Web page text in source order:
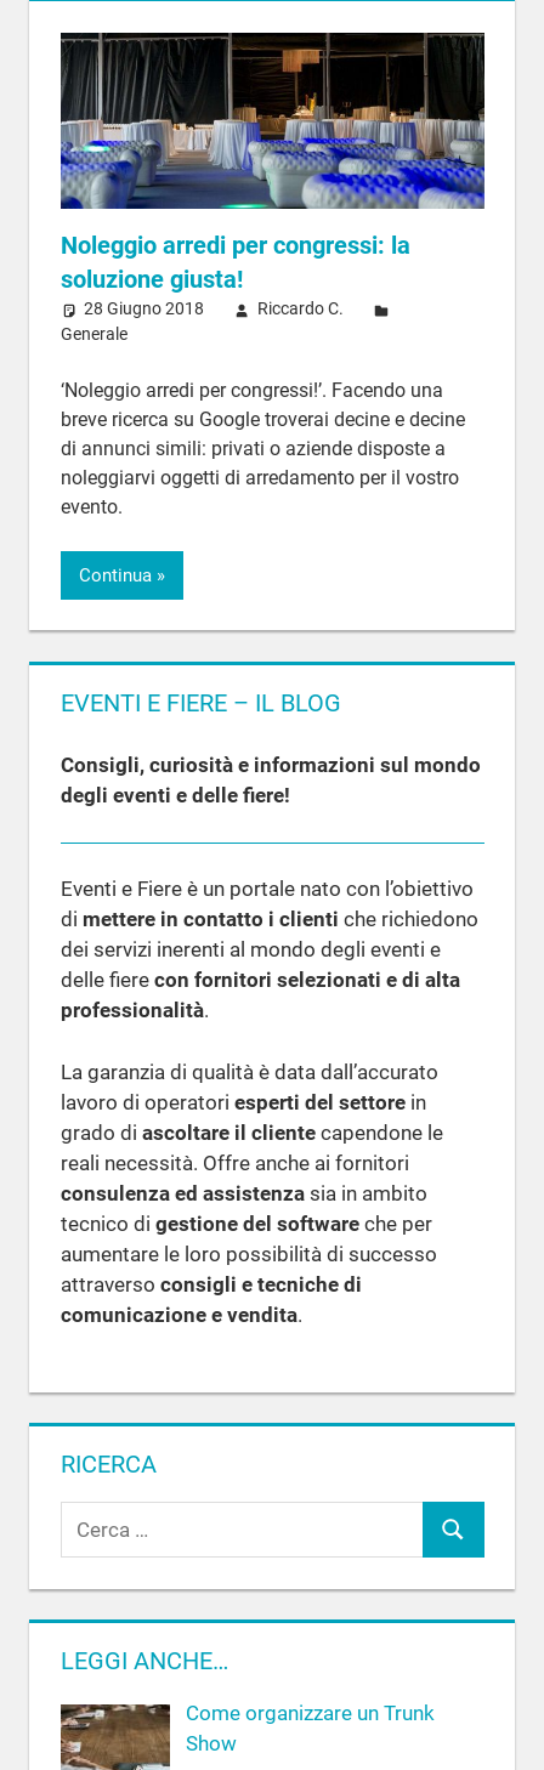
Noleggio arredi per congressi: la
soluzione giusta!
28 Giugno 2018
Riccardo C.
Generale
‘Noleggio arredi per congressi!’. Facendo una
breve ricerca su Google troverai decine e decine
di annunci simili: privati o aziende disposte a
noleggiarvi oggetti di arredamento per il vostro
evento.
Continua
EVENTI E FIERE – IL BLOG
Consigli, curiosità e informazioni sul mondo
degli eventi e delle fiere!
Eventi e Fiere è un portale nato con l’obiettivo
di mettere in contatto i clienti che richiedono
dei servizi inerenti al mondo degli eventi e
delle fierecon fornitori selezionati e di alta
professionalità.
La garanzia di qualità è data dall’accurato
lavoro di operatori esperti del settorein
grado di ascoltare il clientecapendone le
reali necessità. Offre anche ai fornitori
consulenza ed assistenzasia in ambito
tecnico di gestione del softwareche per
aumentare le loro possibilità di successo
attraverso consigli e tecniche di
comunicazione e vendita.
RICERCA
c
a
p
e
r
LEGGI ANCHE…
Come organizzare un Trunk
Show